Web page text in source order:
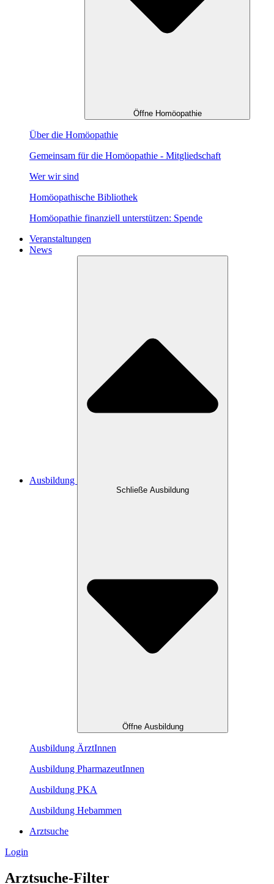
Öffne Homöopathie
Über die Homöopathie
Gemeinsam für die Homöopathie - Mitgliedschaft
Wer wir sind
Homöopathische Bibliothek
Homöopathie finanziell unterstützen: Spende
Veranstaltungen
News
Ausbildung
Schließe Ausbildung
Öffne Ausbildung
Ausbildung ÄrztInnen
Ausbildung PharmazeutInnen
Ausbildung PKA
Ausbildung Hebammen
Arztsuche
Login
Arztsuche-Filter